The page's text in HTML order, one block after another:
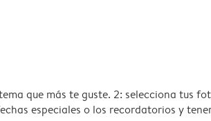
que más te guste. 2: selecciona tus
especiales o los recordatorios y